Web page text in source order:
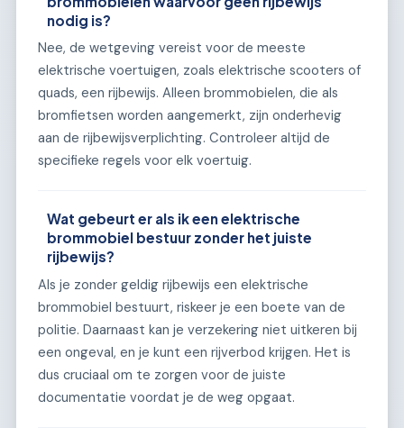
nodig is?
Nee, de wetgeving vereist voor de meeste
elektrische voertuigen, zoals elektrische scooters of
quads, een rijbewijs. Alleen brommobielen, die als
bromfietsen worden aangemerkt, zijn onderhevig
aan de rijbewijsverplichting. Controleer altijd de
specifieke regels voor elk voertuig.
Wat gebeurt er als ik een elektrische
brommobiel bestuur zonder het juiste
rijbewijs?
Als je zonder geldig rijbewijs een elektrische
brommobiel bestuurt, riskeer je een boete van de
politie. Daarnaast kan je verzekering niet uitkeren bij
een ongeval, en je kunt een rijverbod krijgen. Het is
dus cruciaal om te zorgen voor de juiste
documentatie voordat je de weg opgaat.